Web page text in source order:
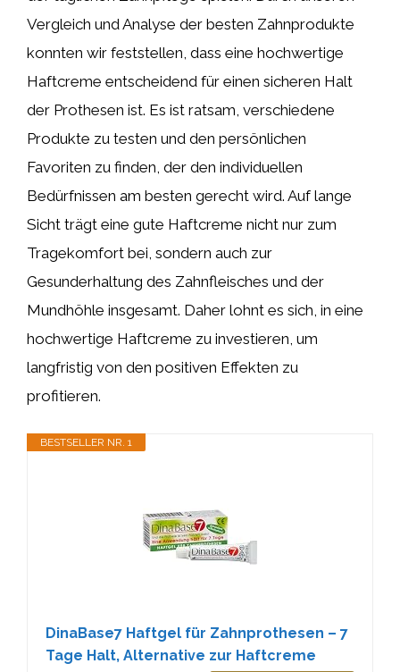
Vergleich und Analyse der besten Zahnprodukte
konnten wir feststellen, dass eine hochwertige
Haftcreme entscheidend für einen sicheren Halt
der Prothesen ist. Es ist ratsam, verschiedene
Produkte zu testen und den persönlichen
Favoriten zu finden, der den individuellen
Bedürfnissen am besten gerecht wird. Auf lange
Sicht trägt eine gute Haftcreme nicht nur zum
Tragekomfort bei, sondern auch zur
Gesunderhaltung des Zahnfleisches und der
Mundhöhle insgesamt. Daher lohnt es sich, in eine
hochwertige Haftcreme zu investieren, um
langfristig von den positiven Effekten zu
profitieren.
BESTSELLER NR. 1
DinaBase7 Haftgel für Zahnprothesen – 7
Tage Halt, Alternative zur Haftcreme